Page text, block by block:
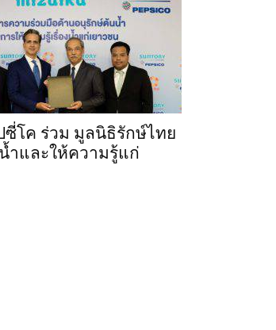
ซี่โค ร่วม มูลนิธิรักษ์ไทย
ำและให้ความรู้แก่